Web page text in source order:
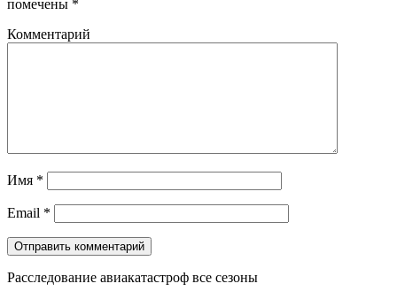
помечены *
Комментарий
Имя *
Email *
Расследование авиакатастроф все сезоны